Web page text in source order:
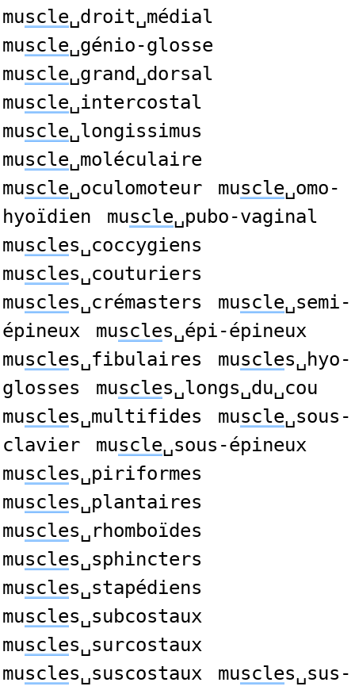
muscle␣droit␣médial
muscle␣génio-glosse
muscle␣grand␣dorsal
muscle␣intercostal
muscle␣longissimus
muscle␣moléculaire
muscle␣oculomoteur muscle␣omo-
hyoïdien
muscle␣pubo-vaginal
muscles␣coccygiens
muscles␣couturiers
muscles␣crémasters muscle␣semi-
épineux
muscles␣épi-épineux
muscles␣fibulaires muscles␣hyo-
glosses
muscles␣longs␣du␣cou
muscles␣multifides muscle␣sous-
clavier
muscle␣sous-épineux
muscles␣piriformes
muscles␣plantaires
muscles␣rhomboïdes
muscles␣sphincters
muscles␣stapédiens
muscles␣subcostaux
muscles␣surcostaux
muscles␣suscostaux muscles␣sus-